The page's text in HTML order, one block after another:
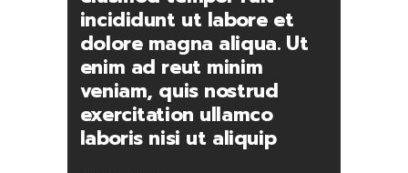
incididunt ut labore et
dolore magna aliqua. Ut
enim ad reut minim
veniam, quis nostrud
exercitation ullamco
laboris nisi ut aliquip